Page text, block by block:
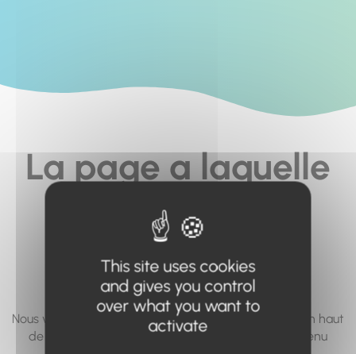
La page a laquelle
vous cherchez à
accéder n'existe
pas... ou plus.
Nous vous invitons à utiliser le moteur de recherche en haut
de page, ou à utiliser le menu pour trouver le contenu
This site uses cookies
and gives you control
over what you want to
activate